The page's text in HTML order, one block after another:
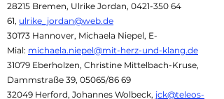
28215 Bremen, Ulrike Jordan, 0421-350 64
61, ulrike_jordan@web.de
30173 Hannover, Michaela Niepel, E-
Mial: michaela.niepel@mit-herz-und-klang.de
31079 Eberholzen, Christine Mittelbach-Kruse,
Dammstraße 39, 05065/86 69
32049 Herford, Johannes Wolbeck, jck@teleos-